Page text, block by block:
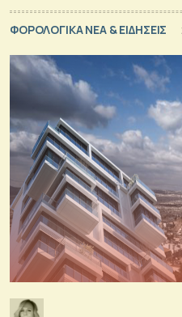
ΦΟΡΟΛΟΓΙΚΑ ΝΕΑ & EΙΔΗΣΕΙΣ